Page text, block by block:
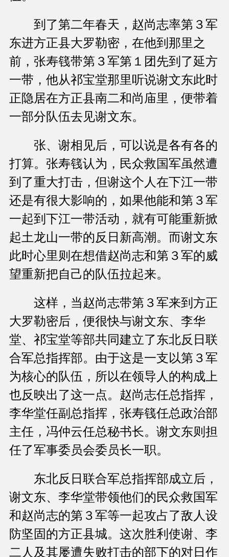
到了第二年春天，赵尚志率第３军
东进方正县大罗勒密，在他到那里之
前，张寿篯带第３军第１团先到了延方
一带，他从祁宝堂那里听说谢文东此时
正隐居在方正县南二和尚庙里，便带着
一部分队伍去见谢文东。
张、谢相见后，可以说是各有各的
打算。张寿篯认为，民众救国军虽然遭
到了重大打击，但谢这个人在下江一带
还是有很大影响的，如果他能和第３军
一起到下江一带活动，就有可能重新掀
起土龙山一带的反日新高潮。而谢文东
此时心里则在想借赵尚志和第３军的威
望重新把自己的队伍拉起来。
这样，当赵尚志带第３军来到方正
大罗勒密后，便很快与谢文东、李华
堂、祁宝堂等部共同建立了东北反日联
合军总指挥部。由于这是一支以第３军
为核心的队伍，所以在领导人的构成上
也反映出了这一点。赵尚志任总指挥，
李华堂任副总指挥，张寿篯任总政治部
主任，冯仲云任总秘书长。谢文东则担
任了军事委员会委员长一职。
东北反日联合军总指挥部成立后，
谢文东、李华堂带领他们的民众救国军
和赵尚志的第３军等一起攻占了敌人设
防坚固的方正县城。这次胜利使谢、李
二人及其屡遭失败打击的部下的对日作